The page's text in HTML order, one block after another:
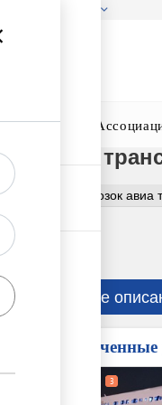
Окна
авиа
грузоперевозок авиа
Краткое
3